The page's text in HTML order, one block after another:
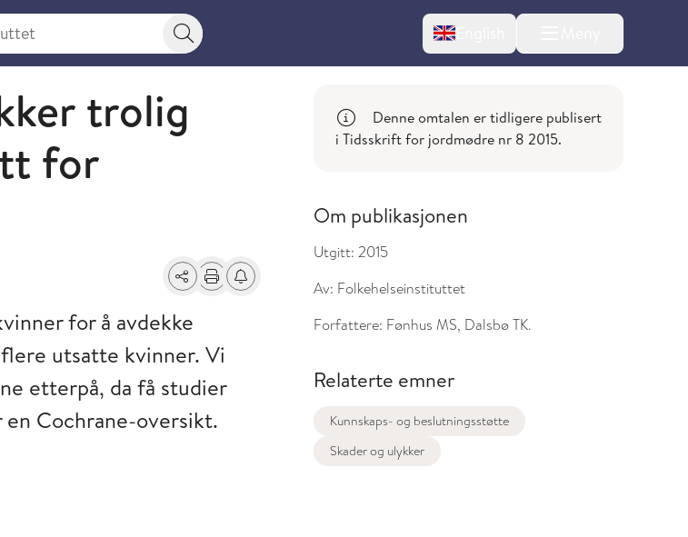
Søkeknapp English
trolig
for
Del Skriv utFå varsel om endringer
for å avdekke
utsatte kvinner. Vi
etterpå, da få studier
Cochrane-oversikt.
Denne omtalen er tidligere publisert
i Tidsskrift for jordmødre nr 8 2015.
Om publikasjonen
Utgitt: 2015
Av: Folkehelseinstituttet
Forfattere: Fønhus MS, Dalsbø TK.
Relaterte emner
Kunnskaps- og beslutningsstøtte
Skader og ulykker